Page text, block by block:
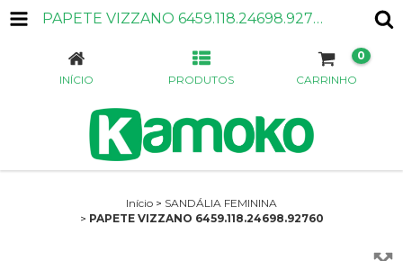
PAPETE VIZZANO 6459.118.24698.92760
INÍCIO PRODUTOS CARRINHO
0
Início > SANDÁLIA FEMININA
> PAPETE VIZZANO 6459.118.24698.92760